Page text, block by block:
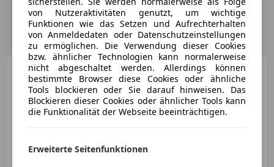
Mercedes-Benz G 450
4MATIC AMG LINE PREMIUM
PLUS * MANUFAKTUR * SPECIAL
PAINT UFF. ITA PRONTA
CONSEGNA
€ 184 999 1
05/2026 92 km Elektro/Diesel
von Nutzeraktivitäten genutzt, um wichtige
Funktionen wie das Setzen und Aufrechterhalten
von Anmeldedaten oder Datenschutzeinstellungen
zu ermöglichen. Die Verwendung dieser Cookies
bzw. ähnlicher Technologien kann normalerweise
nicht abgeschaltet werden. Allerdings können
bestimmte Browser diese Cookies oder ähnliche
Tools blockieren oder Sie darauf hinweisen. Das
Blockieren dieser Cookies oder ähnlicher Tools kann
die Funktionalität der Webseite beeinträchtigen.
Erweiterte Seitenfunktionen